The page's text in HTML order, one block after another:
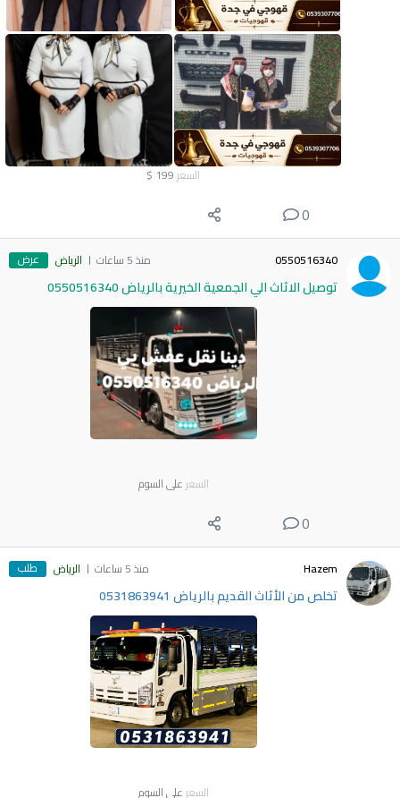
السعر 199
$
0
0550516340 منذ 5 ساعات الرياض عرض
توصيل الاثاث الي الجمعية الخيرية بالرياض 0550516340
السعر على السوم
0
Hazem منذ 5 ساعات الرياض طلب
تخلص من الأثاث القديم بالرياض 0531863941
السعر على السوم